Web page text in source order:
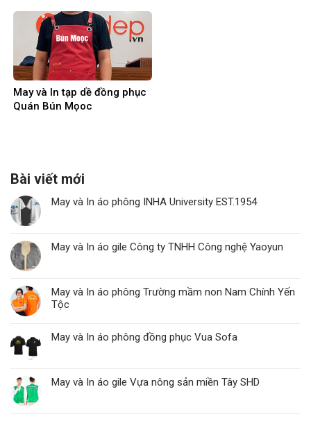
May và In tạp dề đồng phục
Quán Bún Mọoc
Bài viết mới
May và In áo phông INHA University EST.1954
May và In áo gile Công ty TNHH Công nghệ Yaoyun
May và In áo phông Trường mầm non Nam Chính Yến
Tộc
May và In áo phông đồng phục Vua Sofa
May và In áo gile Vựa nông sản miền Tây SHD